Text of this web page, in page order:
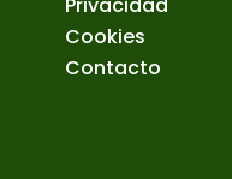
Cookies
Contacto